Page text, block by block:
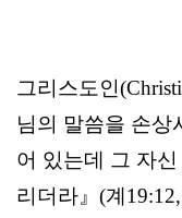
그리스도인
님의 말씀을 손상
어 있는데 그 자
리더라』(계